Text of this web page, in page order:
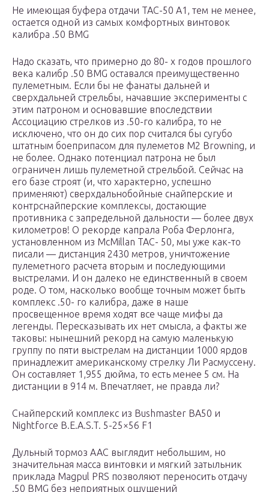
Не имеющая буфера отдачи ТАС-50 А1, тем не менее,
остается одной из самых комфортных винтовок
калибра .50 BMG
Надо сказать, что примерно до 80- х годов прошлого
века калибр .50 BMG оставался преимущественно
пулеметным. Если бы не фанаты дальней и
сверхдальней стрельбы, начавшие эксперименты с
этим патроном и основавшие впоследствии
Ассоциацию стрелков из .50-го калибра, то не
исключено, что он до сих пор считался бы сугубо
штатным боеприпасом для пулеметов M2 Browning, и
не более. Однако потенциал патрона не был
ограничен лишь пулеметной стрельбой. Сейчас на
его базе строят (и, что характерно, успешно
применяют) сверхдальнобойные снайперские и
контрснайперские комплексы, достающие
противника с запредельной дальности — более двух
километров! О рекорде капрала Роба Ферлонга,
установленном из McMillan TAC- 50, мы уже как-то
писали — дистанция 2430 метров, уничтожение
пулеметного расчета вторым и последующими
выстрелами. И он далеко не единственный в своем
роде. О том, насколько вообще точным может быть
комплекс .50- го калибра, даже в наше
просвещенное время ходят все чаще мифы да
легенды. Пересказывать их нет смысла, а факты же
таковы: нынешний рекорд на самую маленькую
группу по пяти выстрелам на дистанции 1000 ярдов
принадлежит американскому стрелку Ли Расмуссену.
Он составляет 1,955 дюйма, то есть менее 5 см. На
дистанции в 914 м. Впечатляет, не правда ли?
Снайперский комплекс из Bushmaster BA50 и
Nightforce B.E.A.S.T. 5-25×56 F1
Дульный тормоз AAC выглядит небольшим, но
значительная масса винтовки и мягкий затыльник
приклада Magpul PRS позволяют переносить отдачу
.50 BMG без неприятных ошущений